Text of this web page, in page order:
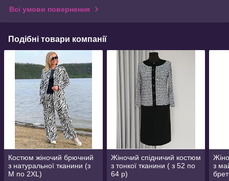
Всі умови повернення
Подібні товари компанії
Костюм жіночий брючний
з натуральної тканини (з
M по 2XL)
Жіночий спідничий костюм
з тонкої тканини ( з 52 по
64 р)
з